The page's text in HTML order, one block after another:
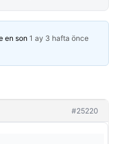
en son 1 ay 3 hafta önce
#25220